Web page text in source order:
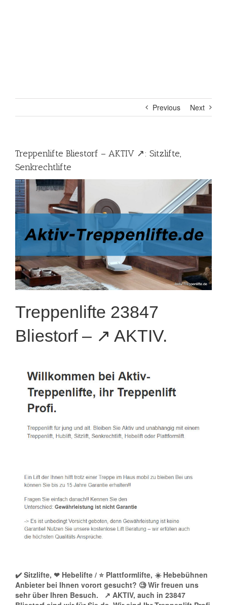
Previous Next
Treppenlifte Bliestorf – AKTIV ↗️: Sitzlifte,
Senkrechtlifte
Treppenlifte 23847
Bliestorf – ↗️ AKTIV.
✔️ Sitzlifte, ❤ Hebelifte / ⭐ Plattformlifte, ☀️ Hebebühnen
Anbieter bei Ihnen vorort gesucht? 🧐 Wir freuen uns
sehr über Ihren Besuch.
↗️ AKTIV, auch in 23847